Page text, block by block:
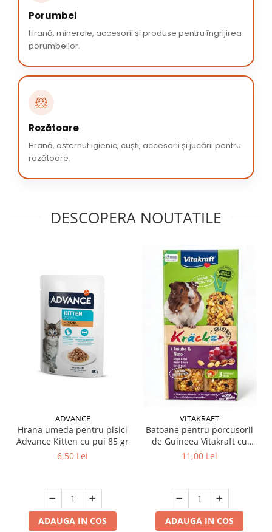
Porumbei
Hrană, minerale, accesorii și produse pentru îngrijirea
porumbeilor.
🐹
Rozătoare
Hrană, așternut igienic, cuști, accesorii și jucării pentru
rozătoare.
DESCOPERA NOUTATILE
ADVANCE
Hrana umeda pentru pisici
Advance Kitten cu pui 85 gr
6,50 Lei
ADAUGA IN COS
VITAKRAFT
Batoane pentru porcusorii
de Guineea Vitakraft cu
struguri & nuci 2 buc
11,00 Lei
ADAUGA IN COS